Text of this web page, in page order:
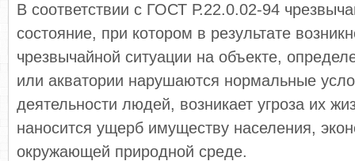
В соответствии с ГОСТ Р.22.0.02-94
состояние, при котором в результате
чрезвычайной ситуации на объекте,
или акватории нарушаются нормальные
деятельности людей, возникает угроза их
наносится ущерб имуществу населения,
окружающей природной среде.